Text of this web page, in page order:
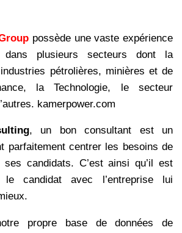
possède une vaste expérience
dans plusieurs secteurs dont la
pétrolières, minières et de
la Technologie, le secteur
kamerpower.com
, un bon consultant est un
parfaitement centrer les besoins de
candidats. C’est ainsi qu’il est
candidat avec l’entreprise lui
propre base de données de